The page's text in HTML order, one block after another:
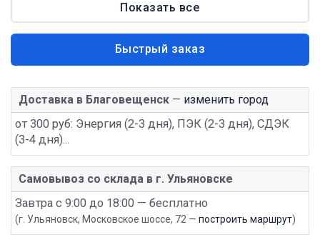
Показать все
Быстрый заказ
Доставка в Благовещенск — изменить город
от 300 руб: Энергия (2-3 дня), ПЭК (2-3 дня), СДЭК
(3-4 дня)...
Самовывоз со склада в г. Ульяновске
Завтра с 9:00 до 18:00 — бесплатно
(г. Ульяновск, Московское шоссе, 72 — построить маршрут)